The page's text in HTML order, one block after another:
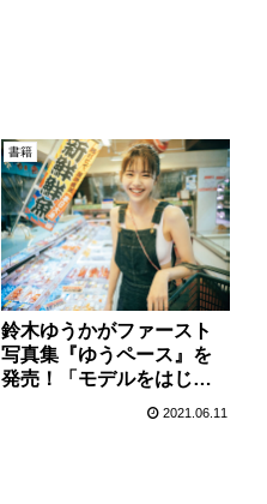
書籍
鈴木ゆうかがファースト
写真集『ゆうペース』を
発売！「モデルをはじめ
た頃から１つの目標だっ
2021.06.11